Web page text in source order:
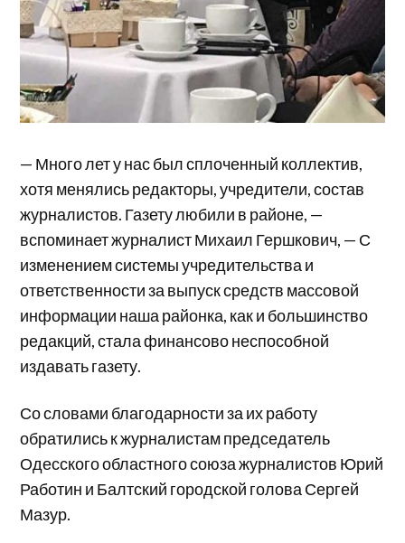
— Много лет у нас был сплоченный коллектив,
хотя менялись редакторы, учредители, состав
журналистов. Газету любили в районе, —
вспоминает журналист Михаил Гершкович, — С
изменением системы учредительства и
ответственности за выпуск средств массовой
информации наша районка, как и большинство
редакций, стала финансово неспособной
издавать газету.
Со словами благодарности за их работу
обратились к журналистам председатель
Одесского областного союза журналистов Юрий
Работин и Балтский городской голова Сергей
Мазур.